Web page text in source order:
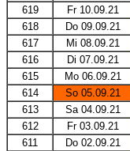
619
Fr 10.09.21
618
Do 09.09.21
617
Mi 08.09.21
616
Di 07.09.21
615
Mo 06.09.21
614
So 05.09.21
613
Sa 04.09.21
612
Fr 03.09.21
611
Do 02.09.21